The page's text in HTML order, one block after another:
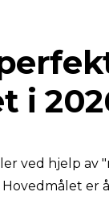
i
ved hjelp av
er